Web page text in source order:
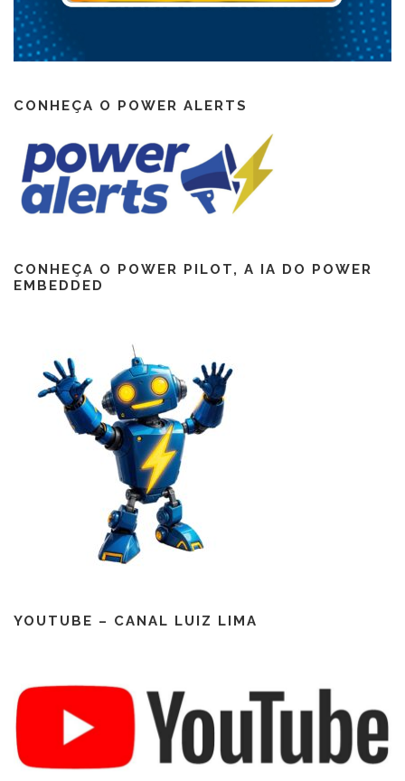
CONHEÇA O POWER ALERTS
CONHEÇA O POWER PILOT, A IA DO POWER
EMBEDDED
YOUTUBE – CANAL LUIZ LIMA